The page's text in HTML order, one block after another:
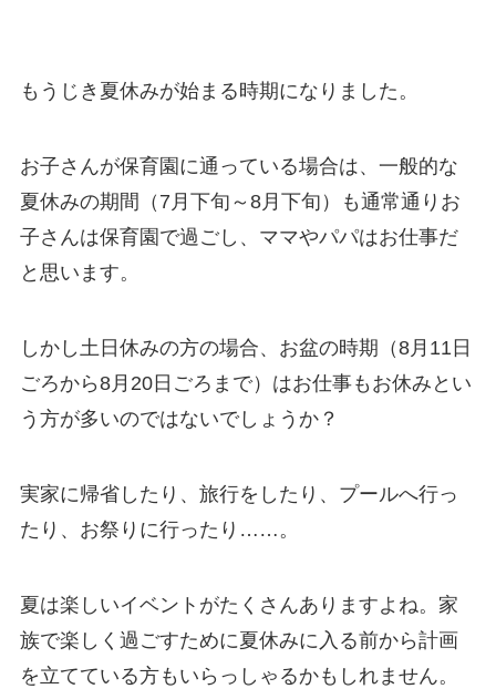
もうじき夏休みが始まる時期になりました。
お子さんが保育園に通っている場合は、一般的な
夏休みの期間（7月下旬～8月下旬）も通常通りお
子さんは保育園で過ごし、ママやパパはお仕事だ
と思います。
しかし土日休みの方の場合、お盆の時期（8月11日
ごろから8月20日ごろまで）はお仕事もお休みとい
う方が多いのではないでしょうか？
実家に帰省したり、旅行をしたり、プールへ行っ
たり、お祭りに行ったり……。
夏は楽しいイベントがたくさんありますよね。家
族で楽しく過ごすために夏休みに入る前から計画
を立てている方もいらっしゃるかもしれません。